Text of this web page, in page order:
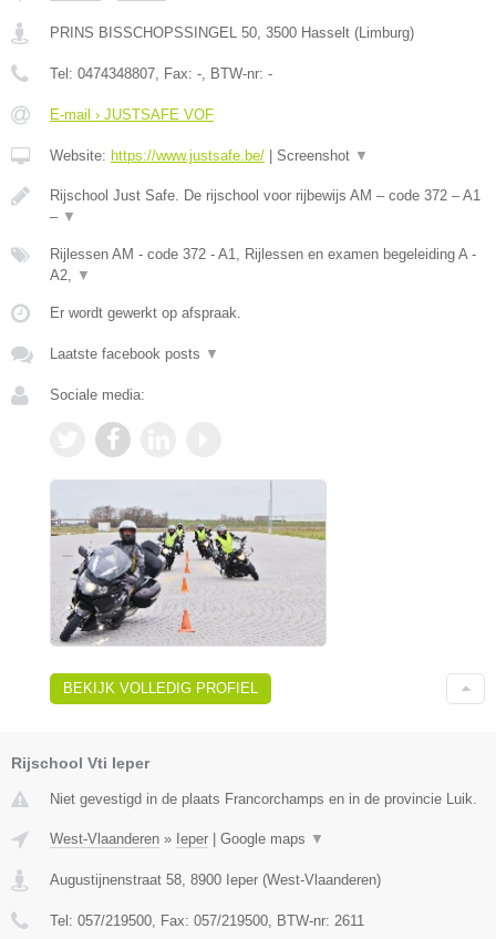
PRINS BISSCHOPSSINGEL 50, 3500 Hasselt (Limburg)
Tel: 0474348807, Fax: -, BTW-nr: -
E-mail › JUSTSAFE VOF
Website: https://www.justsafe.be/ Screenshot ▼
Rijschool Just Safe. De rijschool voor rijbewijs AM – code 372 – A1
– ▼
Rijlessen AM - code 372 - A1, Rijlessen en examen begeleiding A -
A2, ▼
Er wordt gewerkt op afspraak.
Laatste facebook posts ▼
Sociale media:
BEKIJK VOLLEDIG PROFIEL
Rijschool Vti Ieper
Niet gevestigd in de plaats Francorchamps en in de provincie Luik.
West-Vlaanderen » Ieper Google maps ▼
Augustijnenstraat 58, 8900 Ieper (West-Vlaanderen)
Tel: 057/219500, Fax: 057/219500, BTW-nr: 2611